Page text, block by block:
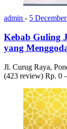
admin - 5
Kebab Guling
yang
Jl. Curug Raya,
(423 review) Rp. 0